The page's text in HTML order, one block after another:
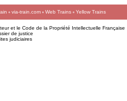
via-train.com Web Trains
Yellow Trains
et le Code de la Propriété Intellectuelle Française
de justice
judiciaires